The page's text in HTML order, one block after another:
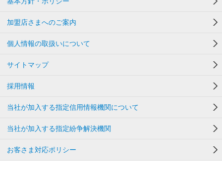
加盟店さまへのご案内
個人情報の取扱いについて
サイトマップ
採用情報
当社が加入する指定信用情報機関について
当社が加入する指定紛争解決機関
お客さま対応ポリシー